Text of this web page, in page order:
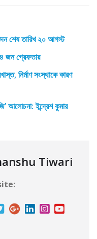
শেষ তারিখ ২০ আগস্ট
৪ জন গ্রেফতার
নির্মাণ সংস্থাকে কারণ
আলোচনা: ইন্দ্রেশ কুমার
Tiwari